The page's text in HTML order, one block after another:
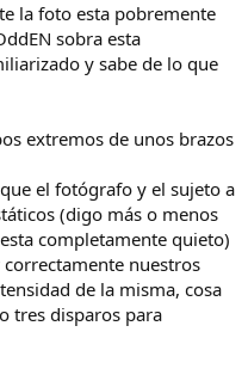
la foto esta pobremente
sobra esta
y sabe de lo que
extremos de unos brazos
el fotógrafo y el sujeto a
(digo más o menos
completamente quieto)
nuestros
de la misma, cosa
tres disparos para